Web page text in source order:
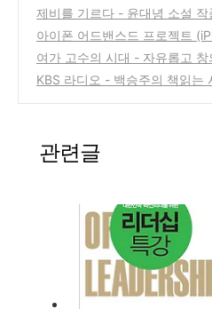
위한
(0)
제비를 기르다 - 윤대녕 소설 작
아이폰 어드밴스드 프로젝트
ed Projects)
(0)
여가 고수의 시대 - 자유롭고 창
1% 여가생활 엿보기
(0)
KBS 라디오 - 백승주의 책읽는
관련글